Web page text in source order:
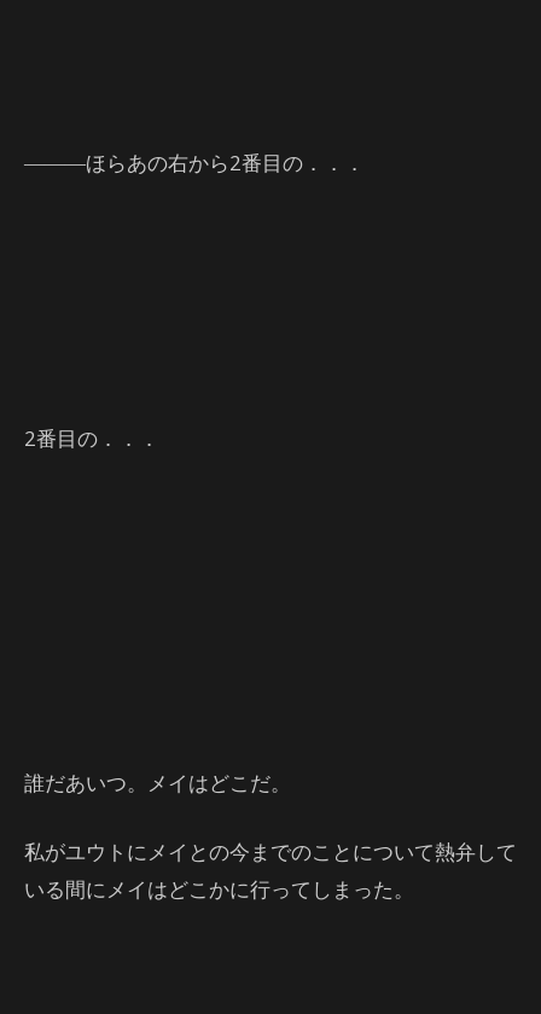
―――ほらあの右から2番目の．．．
2番目の．．．
誰だあいつ。メイはどこだ。
私がユウトにメイとの今までのことについて熱弁して
いる間にメイはどこかに行ってしまった。